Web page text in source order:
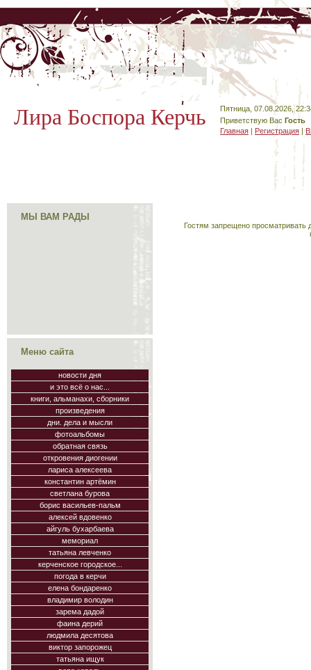
Лира Боспора Керчь
Пятница, 07.08.2026,
Приветствую Вас Гость
Главная | Регистрация |
МЫ ВАМ РАДЫ
Меню сайта
новости дня
и это всё о нас...
книги, альманахи, сборники
произведения
дни. дела и мысли
фотоальбомы
обратная связь
откровения диогении
лариса алексеева
константин артёмин
светлана бурова
борис васильев-пальм
алексей вдовенко
айгуль бухарбаева
мемориал
татьяна левченко
керченское городское...
погода в керчи
елена бондаренко
владимир володин
зарема дадой
фаина дерий
людмила десятова
виктор запорожец
татьяна ищук
Гостям запрещено просматривать